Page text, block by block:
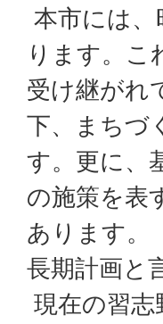
本市には
ります。こ
受け継がれ
下、まちづ
す。更に、
の施策を表
あります。
長期計画と
現在の習